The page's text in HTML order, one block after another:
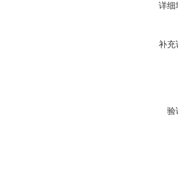
详细
补充
验